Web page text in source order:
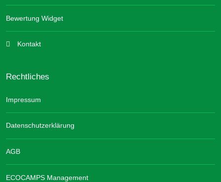
Bewertung Widget
Kontakt
Rechtliches
Impressum
Datenschutzerklärung
AGB
ECOCAMPS Management